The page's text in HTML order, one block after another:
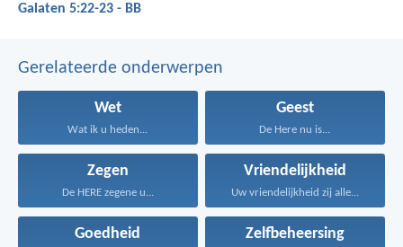
Galaten 5:22-23 - BB
Gerelateerde onderwerpen
Wet
Wat ik u heden...
Geest
De Here nu is...
Zegen
De HERE zegene u...
Vriendelijkheid
Uw vriendelijkheid zij alle...
Goedheid Zelfbeheersing